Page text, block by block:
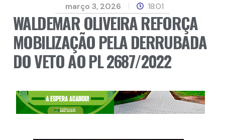
março 3, 2026 18:01
WALDEMAR OLIVEIRA REFORÇA
MOBILIZAÇÃO PELA DERRUBADA
DO VETO AO PL 2687/2022